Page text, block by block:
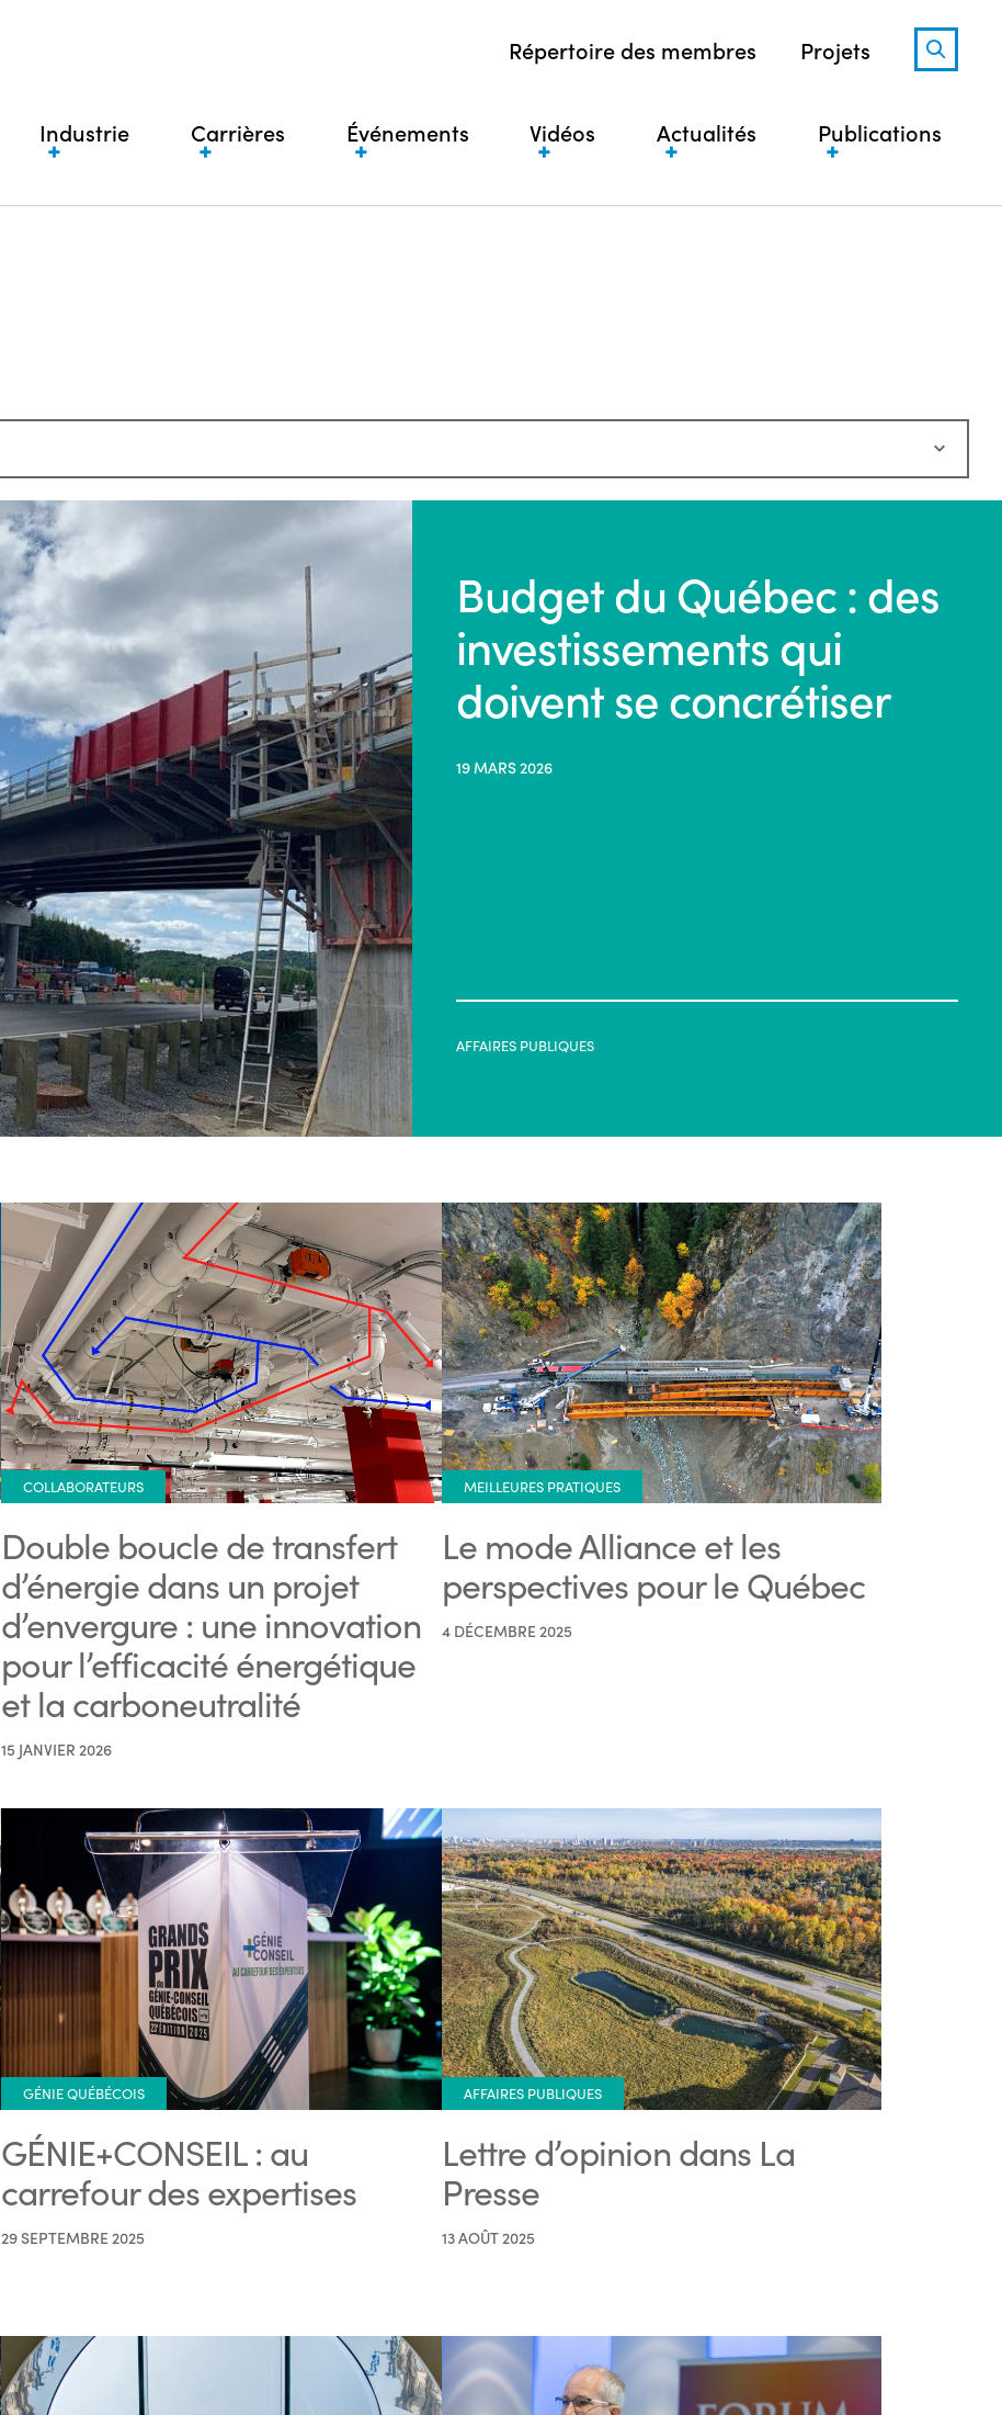
Répertoire des membres Projets
Industrie Carrières Événements Vidéos Actualités Publications
Budget du Québec : des
investissements qui
doivent se concrétiser
19 MARS 2026
AFFAIRES PUBLIQUES
COLLABORATEURS
Double boucle de transfert
d’énergie dans un projet
d’envergure : une innovation
pour l’efficacité énergétique
et la carboneutralité
15 JANVIER 2026
MEILLEURES PRATIQUES
Le mode Alliance et les
perspectives pour le Québec
4 DÉCEMBRE 2025
GÉNIE QUÉBÉCOIS
GÉNIE+CONSEIL : au
carrefour des expertises
29 SEPTEMBRE 2025
AFFAIRES PUBLIQUES
Lettre d’opinion dans La
Presse
13 AOÛT 2025